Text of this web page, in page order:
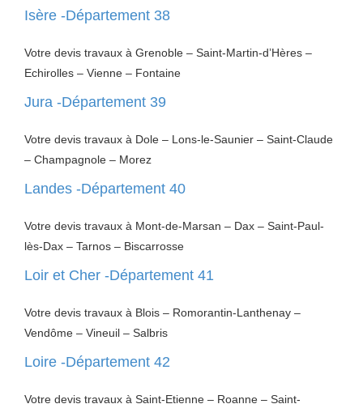
Isère -Département 38
Votre devis travaux à Grenoble – Saint-Martin-d’Hères –
Echirolles – Vienne – Fontaine
Jura -Département 39
Votre devis travaux à Dole – Lons-le-Saunier – Saint-Claude
– Champagnole – Morez
Landes -Département 40
Votre devis travaux à Mont-de-Marsan – Dax – Saint-Paul-
lès-Dax – Tarnos – Biscarrosse
Loir et Cher -Département 41
Votre devis travaux à Blois – Romorantin-Lanthenay –
Vendôme – Vineuil – Salbris
Loire -Département 42
Votre devis travaux à Saint-Etienne – Roanne – Saint-